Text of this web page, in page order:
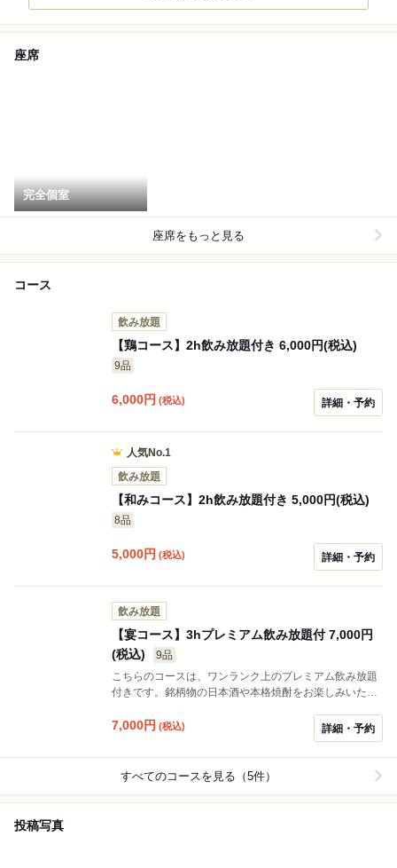
座席
完全個室
座席をもっと見る
コース
飲み放題
【鶏コース】2h飲み放題付き 6,000円(税込)
9品
6,000円 (税込) 詳細・予約
人気No.1
飲み放題
【和みコース】2h飲み放題付き 5,000円(税込)
8品
5,000円 (税込) 詳細・予約
飲み放題
【宴コース】3hプレミアム飲み放題付 7,000円
(税込)
9品
こちらのコースは、ワンランク上のプレミアム飲み放題
付きです。銘柄物の日本酒や本格焼酎をお楽しみいただ
7,000円 (税込) 詳細・予約
すべてのコースを見る（5件）
投稿写真